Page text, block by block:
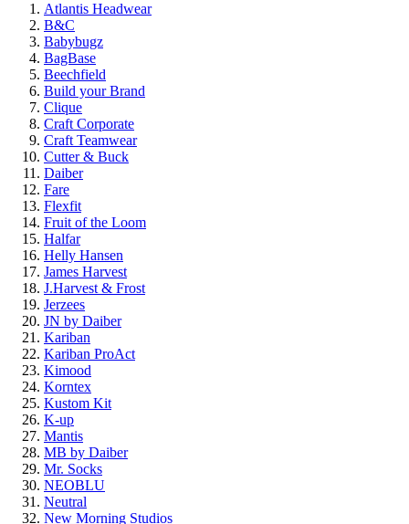
Atlantis Headwear
B&C
Babybugz
BagBase
Beechfield
Build your Brand
Clique
Craft Corporate
Craft Teamwear
Cutter & Buck
Daiber
Fare
Flexfit
Fruit of the Loom
Halfar
Helly Hansen
James Harvest
J.Harvest & Frost
Jerzees
JN by Daiber
Kariban
Kariban ProAct
Kimood
Korntex
Kustom Kit
K-up
Mantis
MB by Daiber
Mr. Socks
NEOBLU
Neutral
New Morning Studios